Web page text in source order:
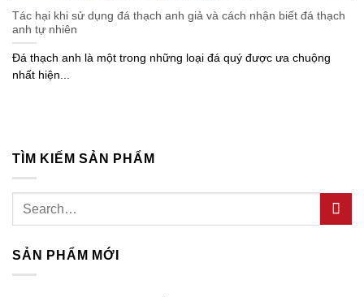
Tác hại khi sử dụng đá thạch anh giả và cách nhận biết đá thạch
anh tự nhiên
Đá thạch anh là một trong những loại đá quý được ưa chuộng
nhất hiện...
TÌM KIẾM SẢN PHẨM
Search
SẢN PHẨM MỚI